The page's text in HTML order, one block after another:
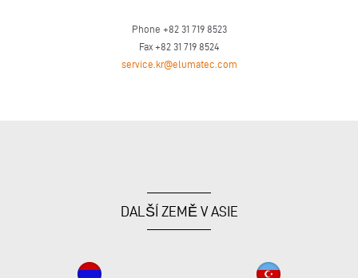
Phone +82 31 719 8523
Fax +82 31 719 8524
service.kr@elumatec.com
DALŠÍ ZEMĚ V ASIE